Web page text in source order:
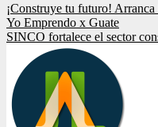
Navegación
de
entradas
¡Construye tu futuro!
Yo Emprendo x Guate
SINCO fortalece el sector